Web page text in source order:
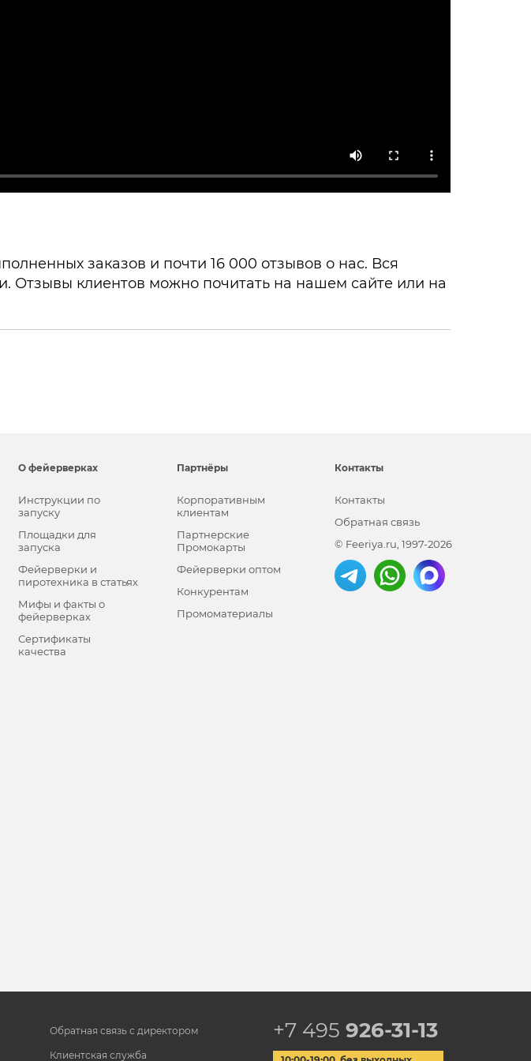
заказов и почти 16 000 отзывов о нас. Вся
Отзывы клиентов можно почитать на нашем сайте или на
О фейерверках
Инструкции по
запуску
Площадки для
запуска
Фейерверки и
пиротехника в статьях
Мифы и факты о
фейерверках
Сертификаты
качества
Партнёры
Корпоративным
клиентам
Партнерские
Промокарты
Фейерверки оптом
Конкурентам
Промоматериалы
Контакты
Контакты
Обратная связь
© Feeriya.ru, 1997-2026
Обратная связь с директором
Клиентская служба
+7 495 926-31-13